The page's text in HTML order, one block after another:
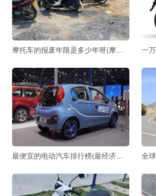
摩托车的报废年限是多少年呀(摩摩托车报废年限是多少
最便宜的电动汽车排行榜(最经济实惠的电动汽车)